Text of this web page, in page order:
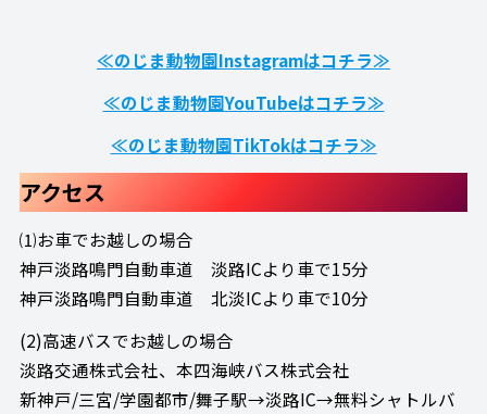
≪のじま動物園Instagramはコチラ≫
≪のじま動物園YouTubeはコチラ≫
≪のじま動物園TikTokはコチラ≫
アクセス
⑴お車でお越しの場合
神戸淡路鳴門自動車道 淡路ICより車で15分
神戸淡路鳴門自動車道 北淡ICより車で10分
(2)高速バスでお越しの場合
淡路交通株式会社、本四海峡バス株式会社
新神戸/三宮/学園都市/舞子駅→淡路IC→無料シャトルバ